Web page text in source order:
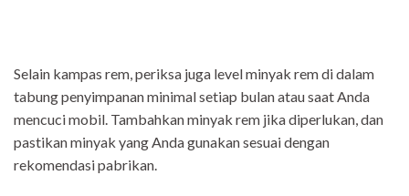
Selain kampas rem, periksa juga level minyak rem di dalam
tabung penyimpanan minimal setiap bulan atau saat Anda
mencuci mobil. Tambahkan minyak rem jika diperlukan, dan
pastikan minyak yang Anda gunakan sesuai dengan
rekomendasi pabrikan.